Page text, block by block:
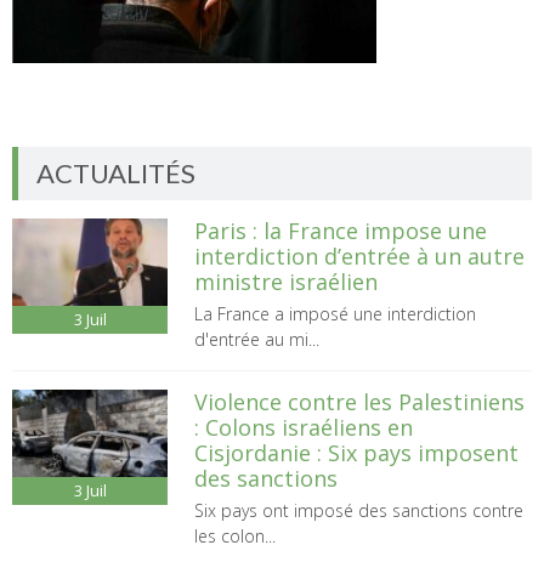
ACTUALITÉS
3 Juil
Paris : la France impose une
interdiction d’entrée à un autre
ministre israélien
La France a imposé une interdiction
d'entrée au mi...
3 Juil
Violence contre les Palestiniens
: Colons israéliens en
Cisjordanie : Six pays imposent
des sanctions
Six pays ont imposé des sanctions contre
les colon...